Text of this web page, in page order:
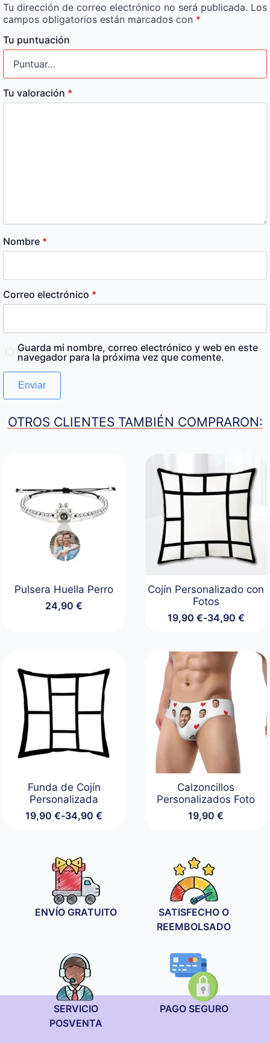
Tu dirección de correo electrónico no será publicada. Los
campos obligatorios están marcados con *
Tu puntuación
Tu valoración *
Nombre *
Correo electrónico *
Guarda mi nombre, correo electrónico y web en este
navegador para la próxima vez que comente.
OTROS CLIENTES TAMBIÉN COMPRARON:
Pulsera Huella Perro
24,90€
Cojín Personalizado con
Fotos
19,90 €-34,90 €
Rango
desde
19,90 €
hasta
34,90 €
Funda de Cojín
Personalizada
19,90€-34,90€
Rango
desde
19,90 €
hasta
34,90 €
Calzoncillos
Personalizados Foto
19,90€
ENVÍO GRATUITO
SATISFECHO O
REEMBOLSADO
SERVICIO
POSVENTA
PAGO SEGURO